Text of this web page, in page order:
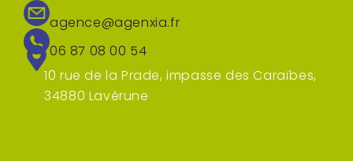
agence@agenxia.fr
06 87 08 00 54
10 rue de la Prade, impasse des Caraïbes,
34880 Lavérune